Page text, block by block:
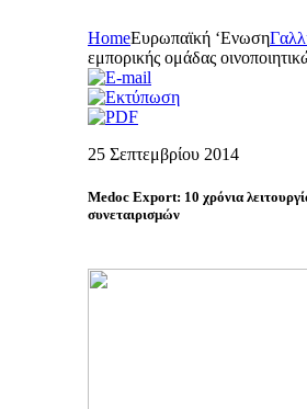
HomeEυρωπαϊκή ‘Eνωση
εμπορικής ομάδας
25 Σεπτεμβρίου 2014
Medoc Export: 10 χρόνια
συνεταιρισμών